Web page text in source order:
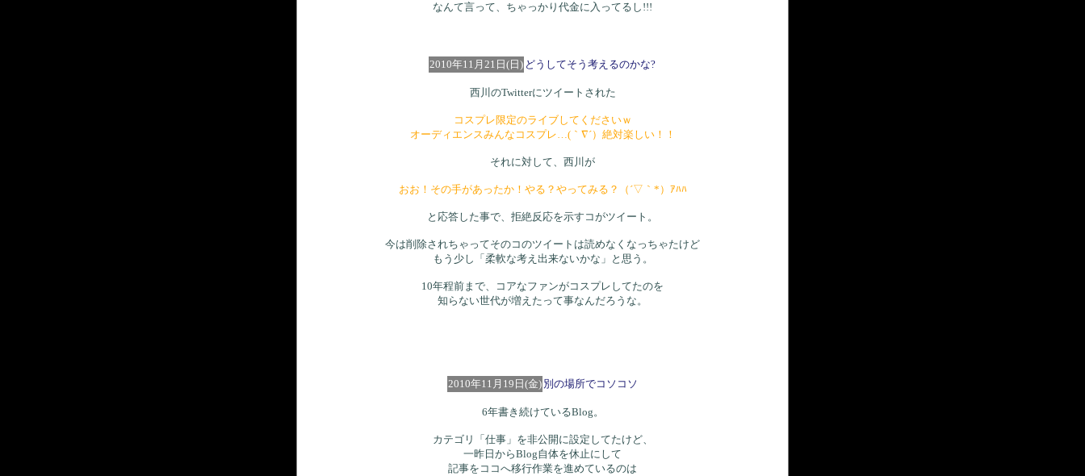
なんて言って、ちゃっかり代金に入ってるし!!!
2010年11月21日(日) どうしてそう考えるのかな?
西川のTwitterにツイートされた
コスプレ限定のライブしてくださいｗ
オーディエンスみんなコスプレ…(｀∇´）絶対楽しい！！
それに対して、西川が
おお！その手があったか！やる？やってみる？（´▽｀*）ｱﾊﾊ
と応答した事で、拒絶反応を示すコがツイート。
今は削除されちゃってそのコのツイートは読めなくなっちゃたけど
もう少し「柔軟な考え出来ないかな」と思う。
10年程前まで、コアなファンがコスプレしてたのを
知らない世代が増えたって事なんだろうな。
2010年11月19日(金) 別の場所でコソコソ
6年書き続けているBlog。
カテゴリ「仕事」を非公開に設定してたけど、
一昨日からBlog自体を休止にして
記事をココへ移行作業を進めているのは